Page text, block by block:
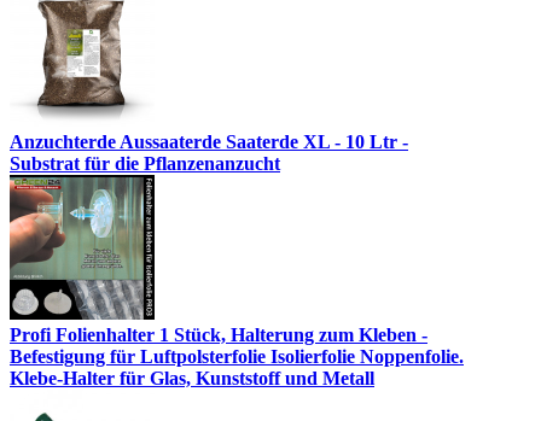
Anzuchterde Aussaaterde Saaterde XL - 10 Ltr -
Substrat für die Pflanzenanzucht
Profi Folienhalter 1 Stück, Halterung zum Kleben -
Befestigung für Luftpolsterfolie Isolierfolie Noppenfolie.
Klebe-Halter für Glas, Kunststoff und Metall